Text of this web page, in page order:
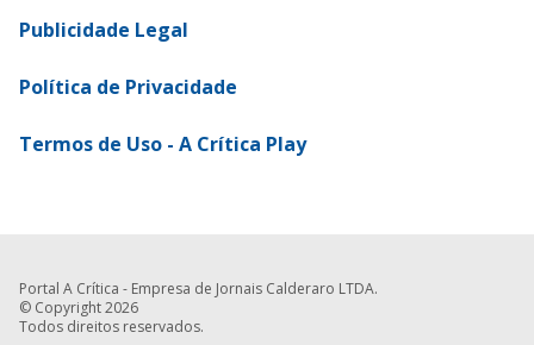
Publicidade Legal
Política de Privacidade
Termos de Uso - A Crítica Play
Portal A Crítica - Empresa de Jornais Calderaro LTDA.
© Copyright 2026
Todos direitos reservados.